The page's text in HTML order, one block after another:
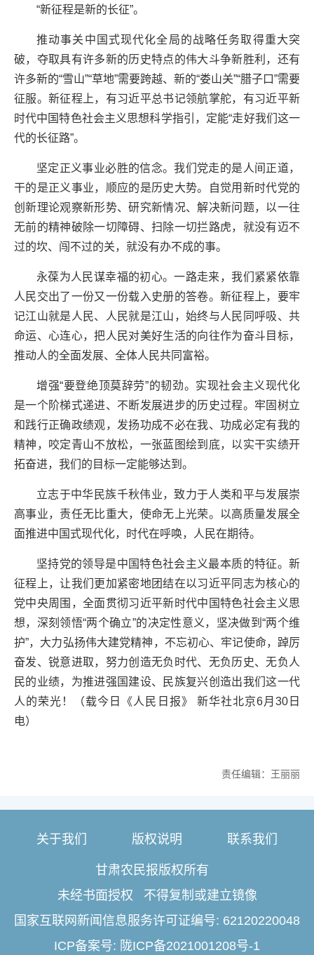
“新征程是新的长征”。
推动事关中国式现代化全局的战略任务取得重大突
破，夺取具有许多新的历史特点的伟大斗争新胜利，还有
许多新的“雪山”“草地”需要跨越、新的“娄山关”“腊子口”需要
征服。新征程上，有习近平总书记领航掌舵，有习近平新
时代中国特色社会主义思想科学指引，定能“走好我们这一
代的长征路”。
坚定正义事业必胜的信念。我们党走的是人间正道，
干的是正义事业，顺应的是历史大势。自觉用新时代党的
创新理论观察新形势、研究新情况、解决新问题，以一往
无前的精神破除一切障碍、扫除一切拦路虎，就没有迈不
过的坎、闯不过的关，就没有办不成的事。
永葆为人民谋幸福的初心。一路走来，我们紧紧依靠
人民交出了一份又一份载入史册的答卷。新征程上，要牢
记江山就是人民、人民就是江山，始终与人民同呼吸、共
命运、心连心，把人民对美好生活的向往作为奋斗目标，
推动人的全面发展、全体人民共同富裕。
增强“要登绝顶莫辞劳”的韧劲。实现社会主义现代化
是一个阶梯式递进、不断发展进步的历史过程。牢固树立
和践行正确政绩观，发扬功成不必在我、功成必定有我的
精神，咬定青山不放松，一张蓝图绘到底，以实干实绩开
拓奋进，我们的目标一定能够达到。
立志于中华民族千秋伟业，致力于人类和平与发展崇
高事业，责任无比重大，使命无上光荣。以高质量发展全
面推进中国式现代化，时代在呼唤，人民在期待。
坚持党的领导是中国特色社会主义最本质的特征。新
征程上，让我们更加紧密地团结在以习近平同志为核心的
党中央周围，全面贯彻习近平新时代中国特色社会主义思
想，深刻领悟“两个确立”的决定性意义，坚决做到“两个维
护”，大力弘扬伟大建党精神，不忘初心、牢记使命，踔厉
奋发、锐意进取，努力创造无负时代、无负历史、无负人
民的业绩，为推进强国建设、民族复兴创造出我们这一代
人的荣光！（载今日《人民日报》 新华社北京6月30日
电）
责任编辑：王丽丽
关于我们 版权说明 联系我们
甘肃农民报版权所有
未经书面授权 不得复制或建立镜像
国家互联网新闻信息服务许可证编号: 62120220048
ICP备案号: 陇ICP备2021001208号-1